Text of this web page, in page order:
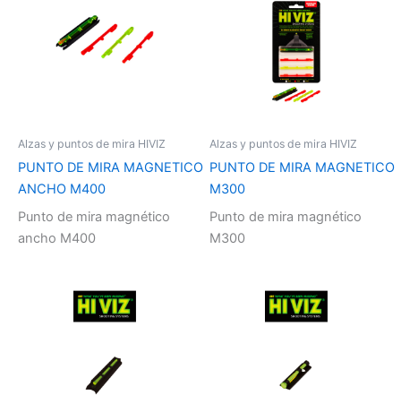
Alzas y puntos de mira HIVIZ
PUNTO DE MIRA MAGNETICO
ANCHO M400
Punto de mira magnético
ancho M400
Alzas y puntos de mira HIVIZ
PUNTO DE MIRA MAGNETICO
M300
Punto de mira magnético
M300